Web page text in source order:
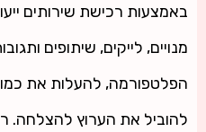
באמצעות רכישת שירותים
מנויים, לייקים, שיתופים
הפלטפורמה, להעלות את
להוביל את הערוץ להצלחה.